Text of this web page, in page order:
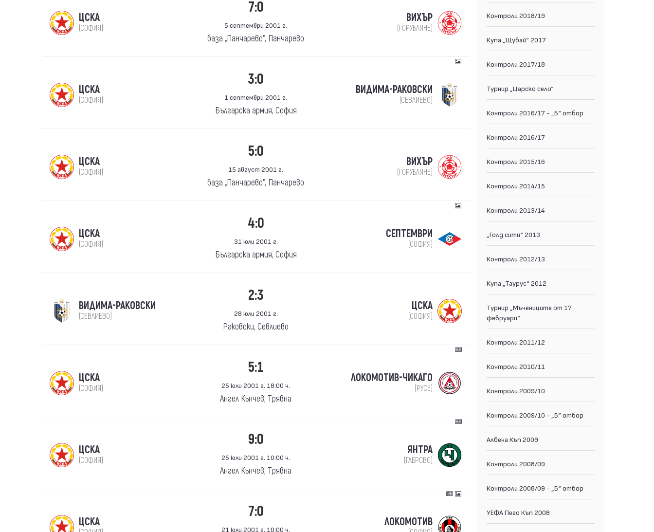
ЦСКА
(СОФИЯ)
7:0
5 септември 2001 г.
база „Панчарево“, Панчарево
ВИХЪР
(ГОРУБЛЯНЕ)
ЦСКА
(СОФИЯ)
3:0
1 септември 2001 г.
Българска армия, София
ВИДИМА-РАКОВСКИ
(СЕВЛИЕВО)
ЦСКА
(СОФИЯ)
5:0
15 август 2001 г.
база „Панчарево“, Панчарево
ВИХЪР
(ГОРУБЛЯНЕ)
ЦСКА
(СОФИЯ)
4:0
31 юли 2001 г.
Българска армия, София
СЕПТЕМВРИ
(СОФИЯ)
ВИДИМА-РАКОВСКИ
(СЕВЛИЕВО)
2:3
28 юли 2001 г.
Раковски, Севлиево
ЦСКА
(СОФИЯ)
ЦСКА
(СОФИЯ)
5:1
25 юли 2001 г. 18:00 ч.
Ангел Кънчев, Трявна
ЛОКОМОТИВ-ЧИКАГО
(РУСЕ)
ЦСКА
(СОФИЯ)
9:0
25 юли 2001 г. 10:00 ч.
Ангел Кънчев, Трявна
ЯНТРА
(ГАБРОВО)
ЦСКА
7:0
21 юли 2001 г. 10:00 ч.
ЛОКОМОТИВ
Контроли 2018/19
Купа „Щубай“ 2017
Контроли 2017/18
Турнир „Царско село“
Контроли 2016/17 - „Б“ отбор
Контроли 2016/17
Контроли 2015/16
Контроли 2014/15
Контроли 2013/14
„Голд сити“ 2013
Контроли 2012/13
Купа „Таурус“ 2012
Турнир „Мъчениците от 17
февруари“
Контроли 2011/12
Контроли 2010/11
Контроли 2009/10
Контроли 2009/10 - „Б“ отбор
Албена Къп 2009
Контроли 2008/09
Контроли 2008/09 - „Б“ отбор
УЕФА Пего Къп 2008